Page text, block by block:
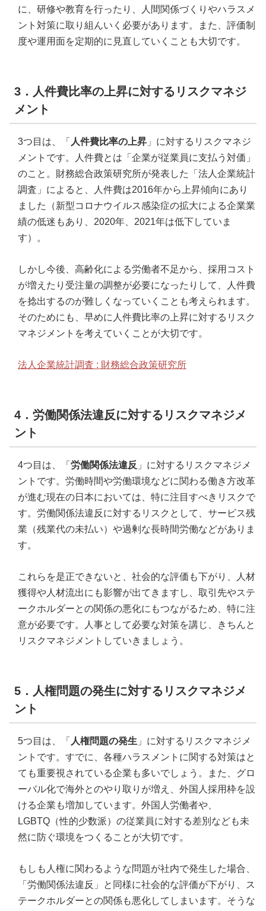
に、研修や教育を行ったり、人間関係づくりやハラスメ
ント対策に取り組んいく必要があります。また、評価制
度や運用面を定期的に見直していくことも大切です。
3．人件費比率の上昇に対するリスクマネジ
メント
3つ目は、「 人件費比率の上昇 」に対するリスクマネジ
メントです。人件費とは「企業が従業員に支払う対価」
のこと。財務総合政策研究所が発表した「法人企業統計
調査」によると、人件費は2016年から上昇傾向にあり
ました（新型コロナウイルス感染症の拡大による企業業
績の低迷もあり、2020年、2021年は低下していま
す）。
しかし今後、高齢化による労働者不足から、採用コスト
が増えたり受注量の調整が必要になったりして、人件費
を捻出するのが難しくなっていくことも考えられます。
そのためにも、早めに人件費比率の上昇に対するリスク
マネジメントを考えていくことが大切です。
法人企業統計調査 : 財務総合政策研究所
4．労働関係法違反に対するリスクマネジメ
ント
4つ目は、「 労働関係法違反 」に対するリスクマネジメ
ントです。労働時間や労働環境などに関わる働き方改革
が進む現在の日本においては、特に注目すべきリスクで
す。労働関係法違反に対するリスクとして、サービス残
業（残業代の未払い）や過剰な長時間労働などがありま
す。
これらを是正できないと、社会的な評価も下がり、人材
獲得や人材流出にも影響が出てきますし、取引先やステ
ークホルダーとの関係の悪化にもつながるため、特に注
意が必要です。人事として必要な対策を講じ、きちんと
リスクマネジメントしていきましょう。
5．人権問題の発生に対するリスクマネジメ
ント
5つ目は、「 人権問題の発生 」に対するリスクマネジメ
ントです。すでに、各種ハラスメントに関する対策はと
ても重要視されている企業も多いでしょう。また、グロ
ーバル化で海外とのやり取りが増え、外国人採用枠を設
ける企業も増加しています。外国人労働者や、
LGBTQ（性的少数派）の従業員に対する差別なども未
然に防ぐ環境をつくることが大切です。
もしも人権に関わるような問題が社内で発生した場合、
「労働関係法違反」と同様に社会的な評価が下がり、ス
テークホルダーとの関係も悪化してしまいます。そうな